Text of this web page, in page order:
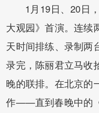
1月19日、20日
大观园》首演。连续
天时间排练、录制两
录完，陈丽君立马收
晚的联排。在北京的
作——直到春晚中的